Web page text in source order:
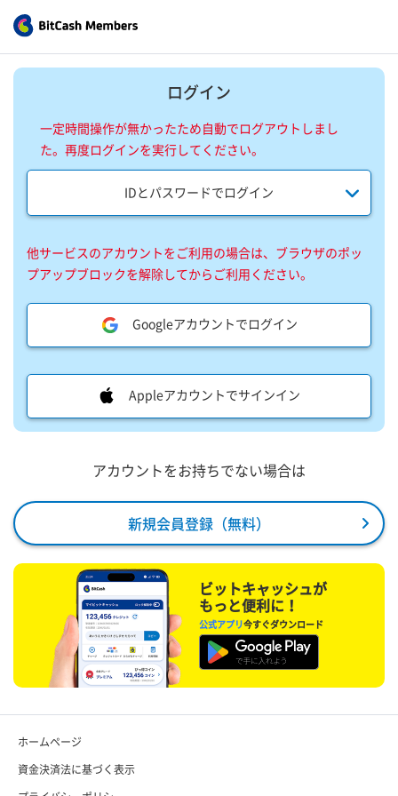
ログイン
一定時間操作が無かったため自動でログアウトしまし
た。再度ログインを実行してください。
IDとパスワードでログイン
他サービスのアカウントをご利用の場合は、ブラウザのポッ
プアップブロックを解除してからご利用ください。
Googleアカウントでログイン
Appleアカウントでサインイン
アカウントをお持ちでない場合は
新規会員登録（無料）
ビットキャッシュが
もっと便利に！
公式アプリ今すぐダウンロード
ホームページ
資金決済法に基づく表示